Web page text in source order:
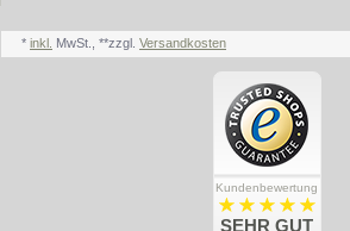
* inkl. MwSt., **zzgl. Versandkosten
Kundenbewertung
SEHR GUT